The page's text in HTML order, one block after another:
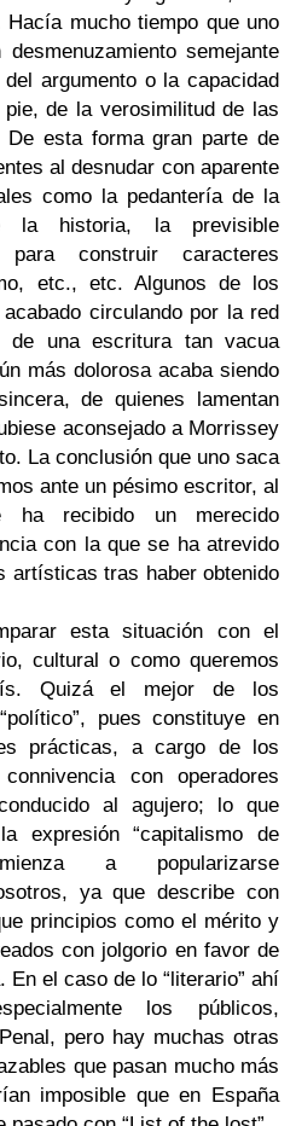
mucho tiempo que uno
semejante
argumento o la capacidad
de la verosimilitud de las
esta forma gran parte de
al desnudar con aparente
como la pedantería de la
la historia, la previsible
construir caracteres
etc., etc. Algunos de los
circulando por la red
de una escritura tan vacua
más dolorosa acaba siendo
de quienes lamentan
aconsejado a Morrissey
La conclusión que uno saca
ante un pésimo escritor, al
ha recibido un merecido
con la que se ha atrevido
artísticas tras haber obtenido
esta situación con el
cultural o como queremos
Quizá el mejor de los
pues constituye en
prácticas, a cargo de los
con operadores
al agujero; lo que
expresión “capitalismo de
a popularizarse
ya que describe con
principios como el mérito y
con jolgorio en favor de
En el caso de lo “literario” ahí
los públicos,
pero hay muchas otras
que pasan mucho más
imposible que en España